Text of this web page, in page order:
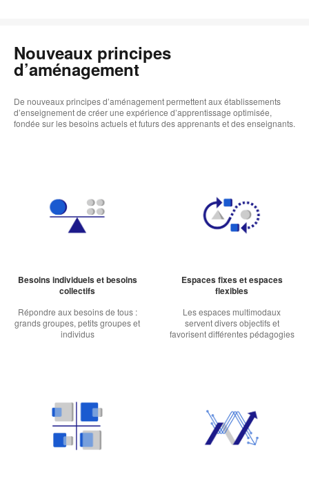
Nouveaux principes
d’aménagement
De nouveaux principes d’aménagement permettent aux établissements
d’enseignement de créer une expérience d’apprentissage optimisée,
fondée sur les besoins actuels et futurs des apprenants et des enseignants.
Besoins individuels et besoins
collectifs
Répondre aux besoins de tous :
grands groupes, petits groupes et
individus
Espaces fixes et espaces
flexibles
Les espaces multimodaux
servent divers objectifs et
favorisent différentes pédagogies